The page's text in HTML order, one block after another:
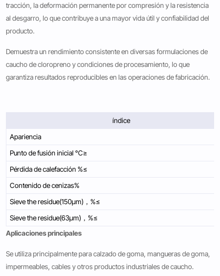
tracción, la deformación permanente por compresión y la resistencia
al desgarro, lo que contribuye a una mayor vida útil y confiabilidad del
producto.
Demuestra un rendimiento consistente en diversas formulaciones de
caucho de cloropreno y condiciones de procesamiento, lo que
garantiza resultados reproducibles en las operaciones de fabricación.
índice
Apariencia
Punto de fusión inicial °C≥
Pérdida de calefacción %≤
Contenido de cenizas%
Sieve the residue(150μm)，%≤
Sieve the residue(63μm)，%≤
Aplicaciones principales
Se utiliza principalmente para calzado de goma, mangueras de goma,
impermeables, cables y otros productos industriales de caucho.